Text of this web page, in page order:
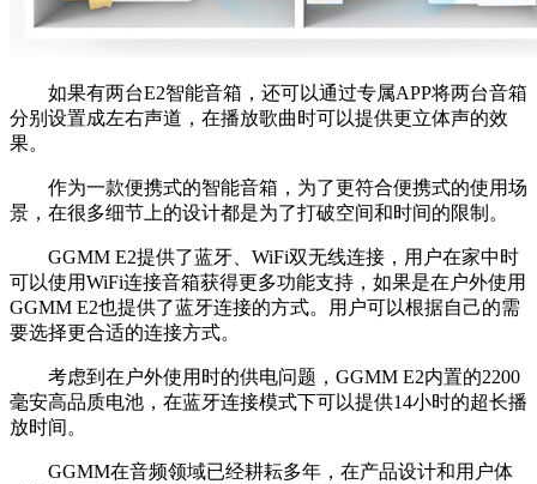
如果有两台E2智能音箱，还可以通过专属APP将两台音箱
分别设置成左右声道，在播放歌曲时可以提供更立体声的效
果。
作为一款便携式的智能音箱，为了更符合便携式的使用场
景，在很多细节上的设计都是为了打破空间和时间的限制。
GGMM E2提供了蓝牙、WiFi双无线连接，用户在家中时
可以使用WiFi连接音箱获得更多功能支持，如果是在户外使用
GGMM E2也提供了蓝牙连接的方式。用户可以根据自己的需
要选择更合适的连接方式。
考虑到在户外使用时的供电问题，GGMM E2内置的2200
毫安高品质电池，在蓝牙连接模式下可以提供14小时的超长播
放时间。
GGMM在音频领域已经耕耘多年，在产品设计和用户体